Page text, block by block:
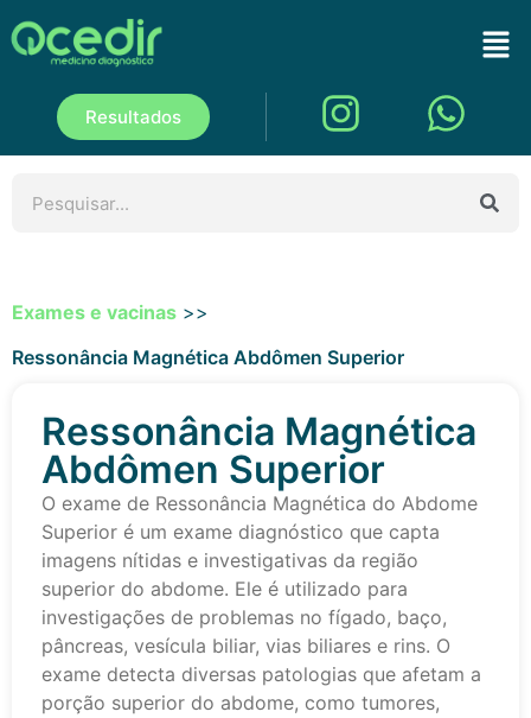
Resultados
Exames e vacinas >>
Ressonância Magnética Abdômen Superior
Ressonância Magnética
Abdômen Superior
O exame de Ressonância Magnética do Abdome
Superior é um exame diagnóstico que capta
imagens nítidas e investigativas da região
superior do abdome. Ele é utilizado para
investigações de problemas no fígado, baço,
pâncreas, vesícula biliar, vias biliares e rins. O
exame detecta diversas patologias que afetam a
porção superior do abdome, como tumores,